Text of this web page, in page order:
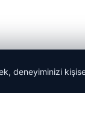
deneyiminizi